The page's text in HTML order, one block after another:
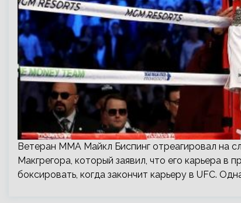
Ветеран ММА Майкл Биспинг отреагировал на
Макгрегора, который заявил, что его карьера в
боксировать, когда закончит карьеру в UFC.